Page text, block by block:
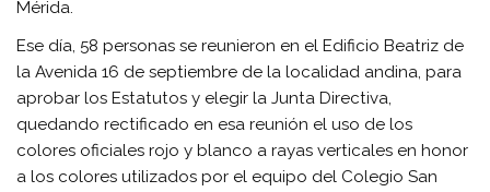
Mérida.
Ese día, 58 personas se reunieron en el Edificio Beatriz de
la Avenida 16 de septiembre de la localidad andina, para
aprobar los Estatutos y elegir la Junta Directiva,
quedando rectificado en esa reunión el uso de los
colores oficiales rojo y blanco a rayas verticales en honor
a los colores utilizados por el equipo del Colegio San